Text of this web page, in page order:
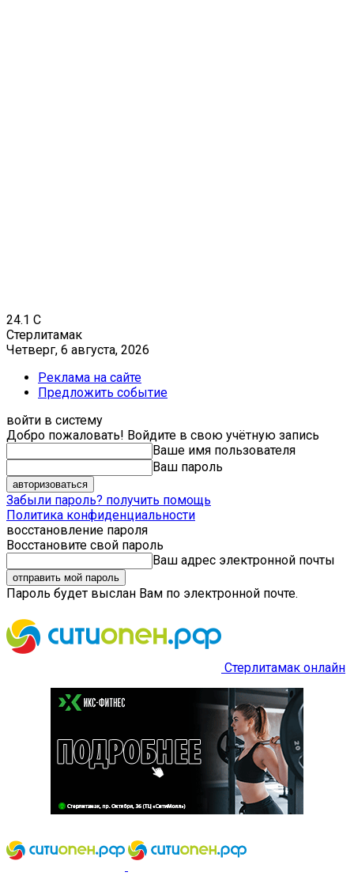
24.1 C
Стерлитамак
Четверг, 6 августа, 2026
Реклама на сайте
Предложить событие
войти в систему
Добро пожаловать! Войдите в свою учётную запись
Ваше имя пользователя
Ваш пароль
Забыли пароль? получить помощь
Политика конфиденциальности
восстановление пароля
Восстановите свой пароль
Ваш адрес электронной почты
Пароль будет выслан Вам по электронной почте.
Стерлитамак онлайн